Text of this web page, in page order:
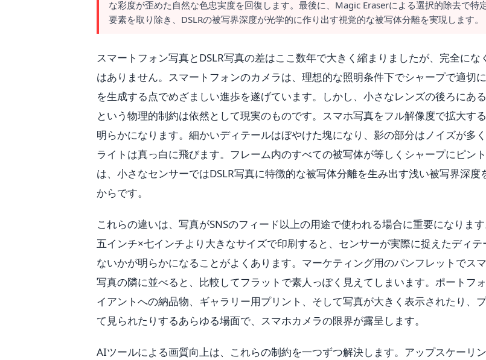
な彩度が歪めた自然な色忠実度を回復します。最後に、Magic Eraserによる選択的除去で特
要素を取り除き、DSLRの被写界深度が光学的に作り出す視覚的な被写体分離を実現します。
スマートフォン写真とDSLR写真の差はここ数年で大きく縮まりましたが、完全にな
はありません。スマートフォンのカメラは、理想的な照明条件下でシャープで適切
を生成する点でめざましい進歩を遂げています。しかし、小さなレンズの後ろにあ
という物理的制約は依然として現実のものです。スマホ写真をフル解像度で拡大す
明らかになります。細かいディテールはぼやけた塊になり、影の部分はノイズが多
ライトは真っ白に飛びます。フレーム内のすべての被写体が等しくシャープにピン
は、小さなセンサーではDSLR写真に特徴的な被写体分離を生み出す浅い被写界深度
からです。
これらの違いは、写真がSNSのフィード以上の用途で使われる場合に重要になりま
五インチ×七インチより大きなサイズで印刷すると、センサーが実際に捉えたディ
ないかが明らかになることがよくあります。マーケティング用のパンフレットでス
写真の隣に並べると、比較してフラットで素人っぽく見えてしまいます。ポートフ
イアントへの納品物、ギャラリー用プリント、そして写真が大きく表示されたり、
て見られたりするあらゆる場面で、スマホカメラの限界が露呈します。
AIツールによる画質向上は、これらの制約を一つずつ解決します。アップスケーリ